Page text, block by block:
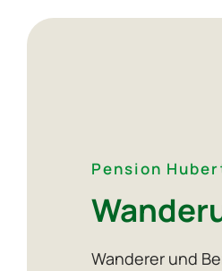
Pension
Wanderer und